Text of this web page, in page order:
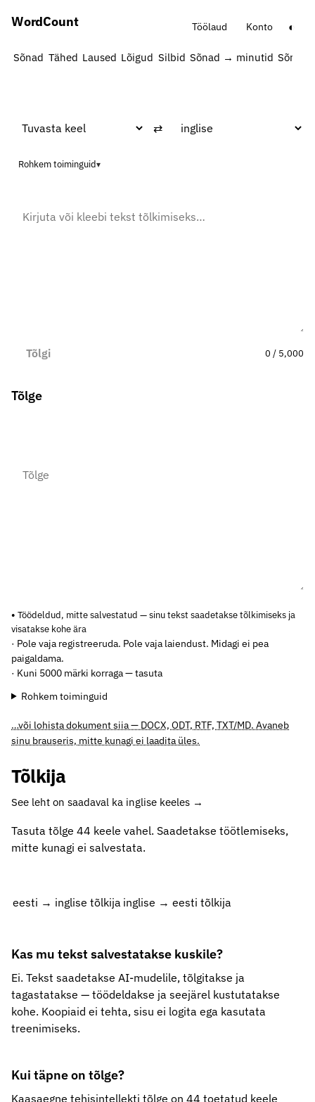
WordCount Töölaud Konto ◐
Sõnad Tähed Laused Lõigud Silbid Sõnad → minutid Sõnad
Tõlkija
See leht on saadaval ka inglise keeles →
Tasuta tõlge 44 keele vahel. Saadetakse töötlemiseks,
mitte kunagi ei salvestata.
⇄
Rohkem toiminguid
Tõlgi 0 / 5,000
Töödeldud, mitte salvestatud — sinu tekst saadetakse tõlkimiseks ja
visatakse kohe ära
· Pole vaja registreeruda. Pole vaja laiendust. Midagi ei pea
paigaldama.
· Kuni 5000 märki korraga — tasuta
Rohkem toiminguid
…või lohista dokument siia — DOCX, ODT, RTF, TXT/MD. Avaneb
sinu brauseris, mitte kunagi ei laadita üles.
Tõlge
eesti → inglise tõlkija inglise → eesti tõlkija
Kas mu tekst salvestatakse kuskile?
Ei. Tekst saadetakse AI-mudelile, tõlgitakse ja
tagastatakse — töödeldakse ja seejärel kustutatakse
kohe. Koopiaid ei tehta, sisu ei logita ega kasutata
treenimiseks.
Kui täpne on tõlge?
Kaasaegne tehisintellekti tõlge on 44 toetatud keele